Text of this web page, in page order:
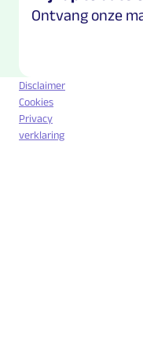
Ontvang onze
Disclaimer
Cookies
Privacy
verklaring